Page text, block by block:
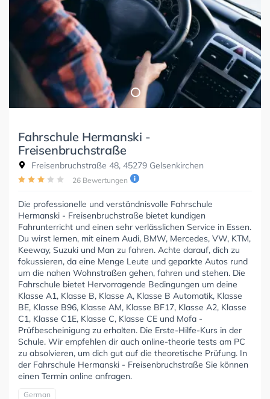
Fahrschule Hermanski -
Freisenbruchstraße
Freisenbruchstraße 48, 45279 Gelsenkirchen
26 Bewertungen
Die professionelle und verständnisvolle Fahrschule
Hermanski - Freisenbruchstraße bietet kundigen
Fahrunterricht und einen sehr verlässlichen Service in Essen.
Du wirst lernen, mit einem Audi, BMW, Mercedes, VW, KTM,
Keeway, Suzuki und Man zu fahren. Achte darauf, dich zu
fokussieren, da eine Menge Leute und geparkte Autos rund
um die nahen Wohnstraßen gehen, fahren und stehen. Die
Fahrschule bietet Hervorragende Bedingungen um deine
Klasse A1, Klasse B, Klasse A, Klasse B Automatik, Klasse
BE, Klasse B96, Klasse AM, Klasse BF17, Klasse A2, Klasse
C1, Klasse C1E, Klasse C, Klasse CE und Mofa -
Prüfbescheinigung zu erhalten. Die Erste-Hilfe-Kurs in der
Schule. Wir empfehlen dir auch online-theorie tests am PC
zu absolvieren, um dich gut auf die theoretische Prüfung. In
der Fahrschule Hermanski - Freisenbruchstraße Sie können
einen Termin online anfragen.
German